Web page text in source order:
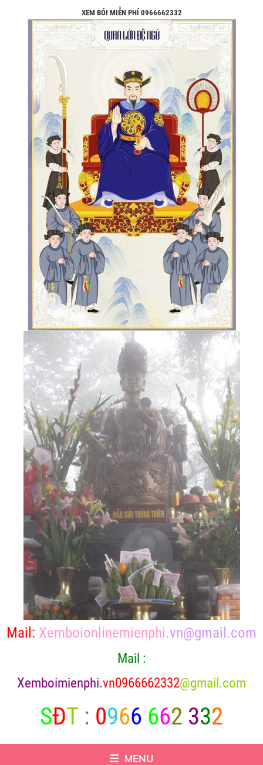
XEM BÓI MIỄN PHÍ 0966662332
Mail: Xemboionlinemienphi.vn@gmail.com
Mail :
Xemboimienphi.vn0966662332@gmail.com
SĐT : 0966 662 332
MENU